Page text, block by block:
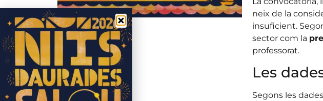
neix de la
insuficient.
sector com la
professorat.
Les
Segons les